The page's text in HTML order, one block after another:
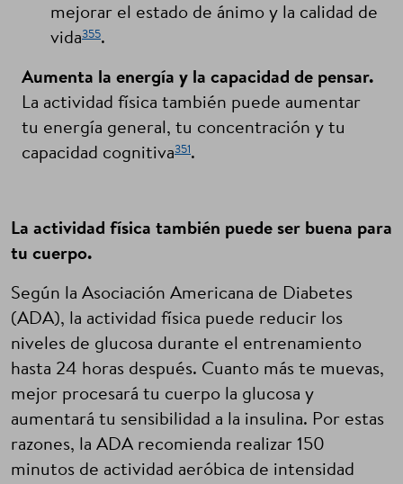
mejorar el estado de ánimo y la calidad de
vida355.
Aumenta la energía y la capacidad de pensar.
La actividad física también puede aumentar
tu energía general, tu concentración y tu
capacidad cognitiva351 .
La actividad física también puede ser buena para
tu cuerpo.
Según la Asociación Americana de Diabetes
(ADA), la actividad física puede reducir los
niveles de glucosa durante el entrenamiento
hasta 24 horas después. Cuanto más te muevas,
mejor procesará tu cuerpo la glucosa y
aumentará tu sensibilidad a la insulina. Por estas
razones, la ADA recomienda realizar 150
minutos de actividad aeróbica de intensidad